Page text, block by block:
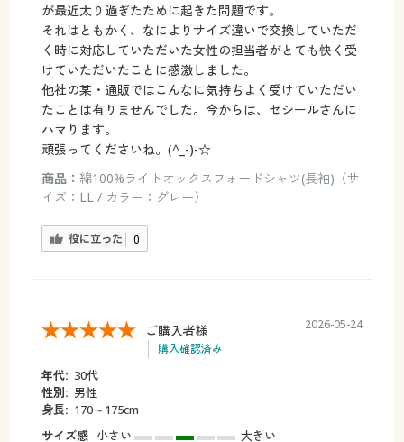
が最近太り過ぎたために起きた問題です。
それはともかく、なによりサイズ違いで交換していただ
く時に対応していただいた女性の担当者がとても快く受
けていただいたことに感激しました。
他社の某・通販ではこんなに気持ちよく受けていただい
たことは有りませんでした。今からは、セシールさんに
ハマります。
頑張ってくださいね。(^_-)-☆
商品： 綿100%ライトオックスフォードシャツ(長袖)（サ
イズ：LL / カラー：グレー）
役に立った 0
ご購入者様
購入確認済み
2026-05-24
年代: 30代
性別: 男性
身長: 170～175cm
サイズ感 小さい
大きい